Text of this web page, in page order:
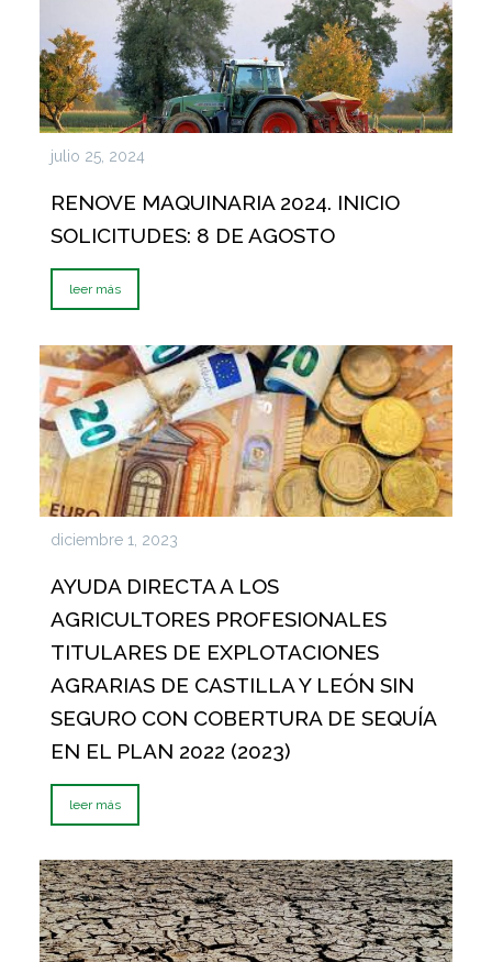
julio 25, 2024
RENOVE MAQUINARIA 2024. INICIO
SOLICITUDES: 8 DE AGOSTO
leer más
diciembre 1, 2023
AYUDA DIRECTA A LOS
AGRICULTORES PROFESIONALES
TITULARES DE EXPLOTACIONES
AGRARIAS DE CASTILLA Y LEÓN SIN
SEGURO CON COBERTURA DE SEQUÍA
EN EL PLAN 2022 (2023)
leer más